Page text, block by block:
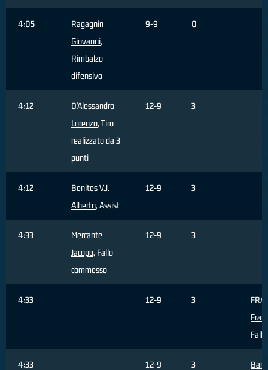
4:05
Ragagnin
Giovanni,
Rimbalzo
difensivo
9-9 0
4:12
D'Alessandro
Lorenzo, Tiro
realizzato da 3
punti
12-9 3
4:12
Benites V.J.
Alberto, Assist
12-9 3
4:33
Mercante
Jacopo, Fallo
commesso
12-9 3
4:33 12-9 3
4:33 12-9 3